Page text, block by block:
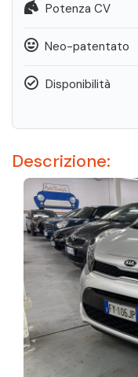
Descrizione:
Potenza CV
Neo-patentato
Disponibilità